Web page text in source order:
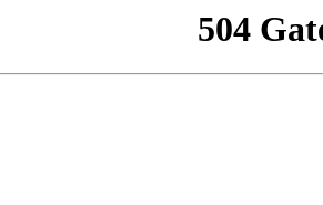
504